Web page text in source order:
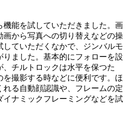
能を試していただきました。画
から写真への切り替えなどの操
ていただくなかで、ジンバルモ
ました。基本的にフォローを設
チルトロックは水平を保つた
撮影する時などに便利です。ほ
る自動顔認識や、フレームの定
ナミックフレーミングなどを試